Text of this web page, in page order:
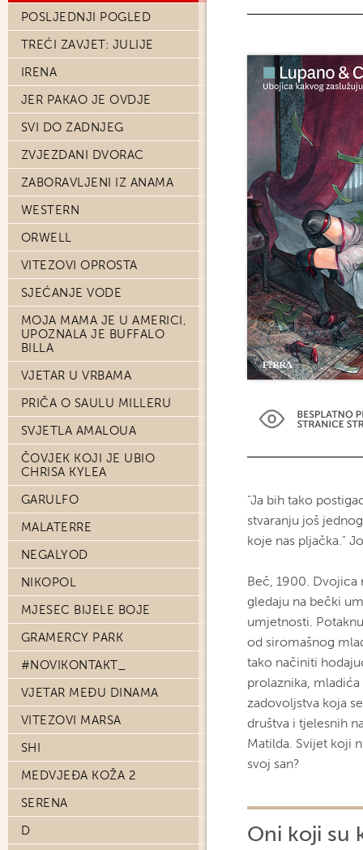
POSLJEDNJI POGLED
TREĆI ZAVJET: JULIJE
IRENA
JER PAKAO JE OVDJE
SVI DO ZADNJEG
ZVJEZDANI DVORAC
ZABORAVLJENI IZ ANAMA
WESTERN
ORWELL
VITEZOVI OPROSTA
SJEĆANJE VODE
MOJA MAMA JE U AMERICI,
UPOZNALA JE BUFFALO
BILLA
VJETAR U VRBAMA
PRIČA O SAULU MILLERU
SVJETLA AMALOUA
ČOVJEK KOJI JE UBIO
CHRISA KYLEA
GARULFO
MALATERRE
NEGALYOD
NIKOPOL
MJESEC BIJELE BOJE
GRAMERCY PARK
#NOVIKONTAKT_
VJETAR MEĐU DINAMA
VITEZOVI MARSA
SHI
MEDVJEĐA KOŽA 2
SERENA
D
"Ja bih tako
stvaranju još
koje nas pljačka."
Beč, 1900. Dvojica
gledaju na bečki
umjetnosti.
od siromašnog
tako načiniti
prolaznika,
zadovoljstva koja
društva i tjelesnih
Matilda. Svijet koji
svoj san?
Oni koji su